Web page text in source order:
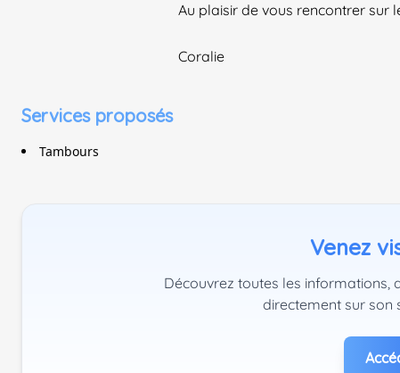
Au plaisir de vous rencontrer sur
Coralie
Services proposés
Tambours
Venez
Découvrez toutes les informations,
directement sur son